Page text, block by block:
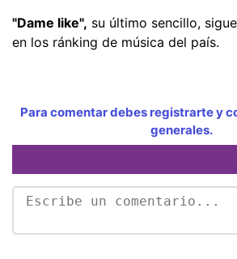
"Dame like", su último sencillo,
en los ránking de música del país.
Para comentar debes registrarte y
generales.